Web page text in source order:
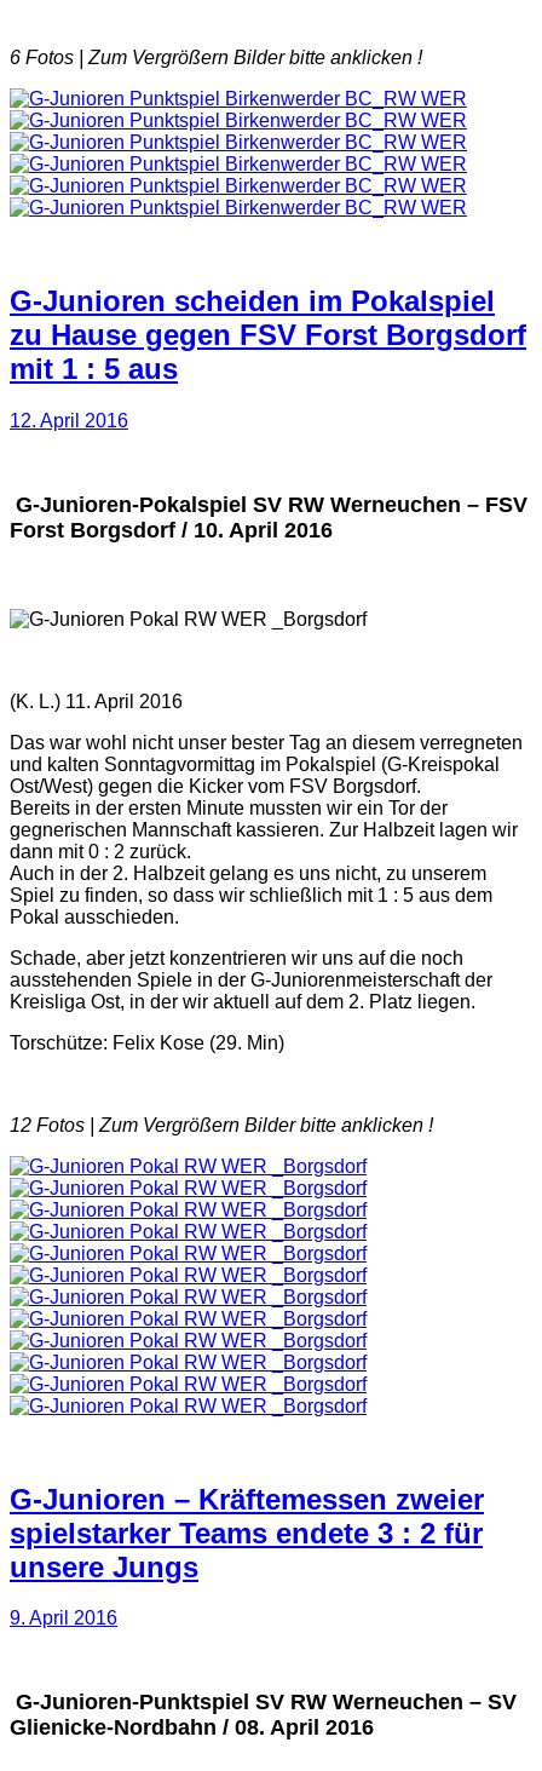
6 Fotos | Zum Vergrößern Bilder bitte anklicken !
G-Junioren scheiden im Pokalspiel
zu Hause gegen FSV Forst Borgsdorf
mit 1 : 5 aus
12. April 2016
G-Junioren-Pokalspiel SV RW Werneuchen – FSV
Forst Borgsdorf / 10. April 2016
(K. L.) 11. April 2016
Das war wohl nicht unser bester Tag an diesem verregneten
und kalten Sonntagvormittag im Pokalspiel (G-Kreispokal
Ost/West) gegen die Kicker vom FSV Borgsdorf.
Bereits in der ersten Minute mussten wir ein Tor der
gegnerischen Mannschaft kassieren. Zur Halbzeit lagen wir
dann mit 0 : 2 zurück.
Auch in der 2. Halbzeit gelang es uns nicht, zu unserem
Spiel zu finden, so dass wir schließlich mit 1 : 5 aus dem
Pokal ausschieden.
Schade, aber jetzt konzentrieren wir uns auf die noch
ausstehenden Spiele in der G-Juniorenmeisterschaft der
Kreisliga Ost, in der wir aktuell auf dem 2. Platz liegen.
Torschütze: Felix Kose (29. Min)
12 Fotos | Zum Vergrößern Bilder bitte anklicken !
G-Junioren – Kräftemessen zweier
spielstarker Teams endete 3 : 2 für
unsere Jungs
9. April 2016
G-Junioren-Punktspiel SV RW Werneuchen – SV
Glienicke-Nordbahn / 08. April 2016